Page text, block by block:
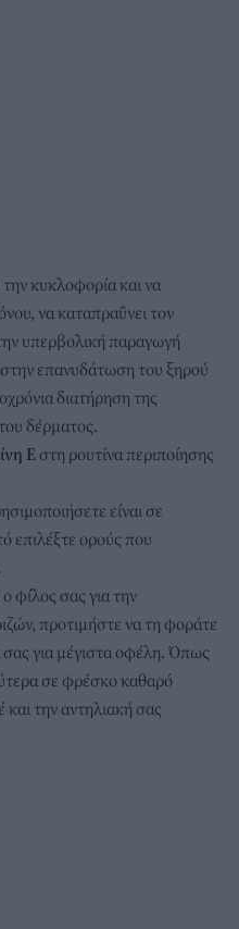
κυκλοφορία και να
να καταπραΰνει τον
υπερβολική παραγωγή
επανυδάτωση του ξηρού
διατήρηση της
δέρματος.
Ε στη ρουτίνα περιποίησης
είναι σε
επιλέξτε ορούς που
φίλος σας για την
προτιμήστε να τη φοράτε
σας για μέγιστα οφέλη. Όπως
σε φρέσκο καθαρό
την αντηλιακή σας